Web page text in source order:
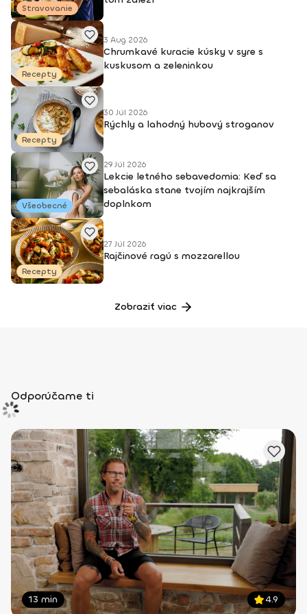
Stravovanie
Recepty
3 Aug 2026
Chrumkavé kuracie kúsky v syre s
kuskusom a zeleninkou
Recepty
30 Júl 2026
Rýchly a lahodný hubový stroganov
Všeobecné
29 Júl 2026
Lekcie letného sebavedomia: Keď sa
sebaláska stane tvojím najkrajším
doplnkom
Recepty
27 Júl 2026
Rajčinové ragú s mozzarellou
Zobraziť viac
Odporúčame ti
13 min 4.9